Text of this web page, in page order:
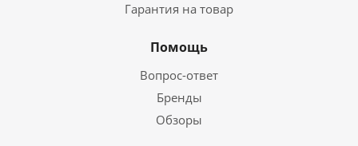
Гарантия на товар
Помощь
Вопрос-ответ
Бренды
Обзоры